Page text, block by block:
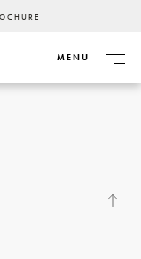
MENU